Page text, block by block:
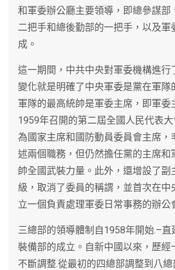
和軍委辦公廳主要領導，即總參謀部
二把手和總後勤部的一把手，以及軍
成。
這一期間，中共中央對軍委機構進行
變化就是明確了中央軍委是黨在軍隊
軍隊的最高統帥是軍委主席，即軍委
1959年召開的第二屆全國人民代表
為國家主席和國防動員委員會主席，
述兩個職務，但仍然擔任黨的主席和
帥全國武裝力量。此外，還增設了副
級，取消了委員的稱謂，並首次在中
立一個負責處理軍委日常事務的辦公
三總部的領導體制自1958年開始.–
裝備部的成立。自新中國以來，歷經
不斷調整.從最初的四總部調整到八